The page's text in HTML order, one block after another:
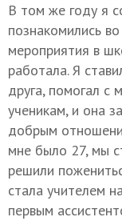
В том же году я
познакомились
мероприятия в
работала. Я
друга, помогал с
ученикам, и она
добрым
мне было 27, мы
решили
стала учителем
первым